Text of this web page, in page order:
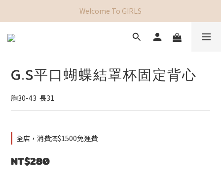
Welcome To GIRLS
G.S平口蝴蝶結罩杯固定背心
胸30-43  長31
全店，消費滿$1500免運費
NT$280